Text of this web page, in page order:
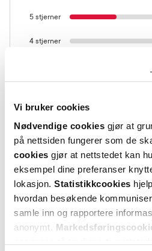
Vi bruker cookies
Nødvendige cookies gjør at
på nettsiden fungerer som de
cookies gjør at nettstedet kan
eksempel dine preferanser
lokasjon. Statistikkcookies
hvordan besøkende
samle inn og rapportere
anonymt.
5 stjerner
4 stjerner
Vurdert av 3